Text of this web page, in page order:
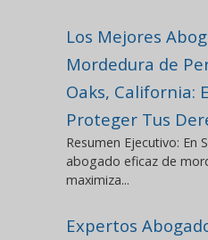
Los Mejores
Mordedura de
Oaks, California:
Proteger Tus
Resumen Ejecutivo: En
abogado eficaz de
maximiza...
Expertos